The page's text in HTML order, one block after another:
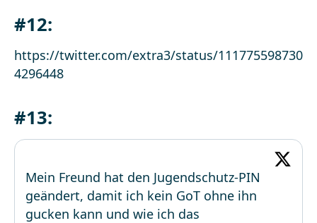
#12:
https://twitter.com/extra3/status/111775598730
4296448
#13:
Mein Freund hat den Jugendschutz-PIN
geändert, damit ich kein GoT ohne ihn
gucken kann und wie ich das